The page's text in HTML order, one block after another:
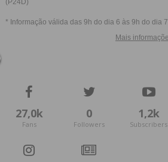
27,0k
Fans
0
Followers
1,2k
Subscribers